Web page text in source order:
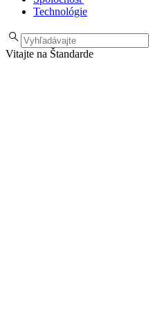
Technológie
Vitajte na Štandarde